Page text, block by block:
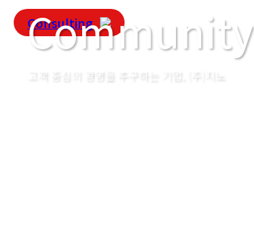
Consulting
Community
고객 중심의 경영을 추구하는 기업, (주)지노